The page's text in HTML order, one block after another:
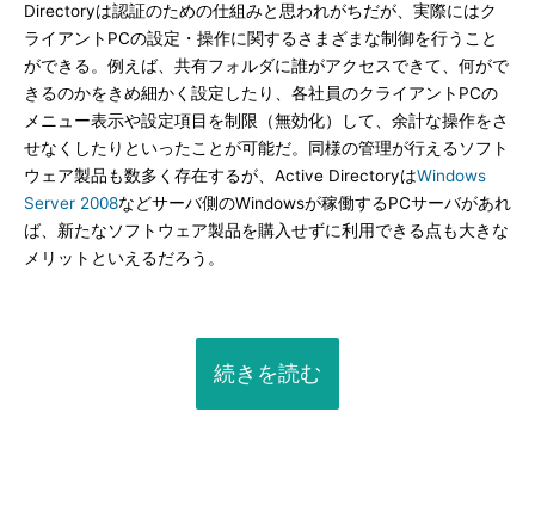
Directoryは認証のための仕組みと思われがちだが、実際にはク
ライアントPCの設定・操作に関するさまざまな制御を行うこと
ができる。例えば、共有フォルダに誰がアクセスできて、何がで
きるのかをきめ細かく設定したり、各社員のクライアントPCの
メニュー表示や設定項目を制限（無効化）して、余計な操作をさ
せなくしたりといったことが可能だ。同様の管理が行えるソフト
ウェア製品も数多く存在するが、Active DirectoryはWindows
Server 2008などサーバ側のWindowsが稼働するPCサーバがあれ
ば、新たなソフトウェア製品を購入せずに利用できる点も大きな
メリットといえるだろう。
続きを読む